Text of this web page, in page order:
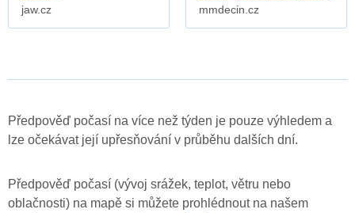
jaw.cz
mmdecin.cz
Předpověď počasí na více než týden je pouze výhledem a
lze očekávat její upřesňování v průběhu dalších dní.
Předpověď počasí (vývoj srážek, teplot, větru nebo
oblačnosti) na mapě si můžete prohlédnout na našem